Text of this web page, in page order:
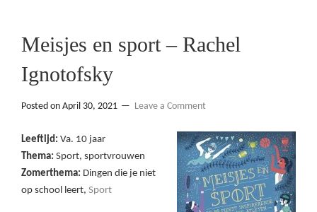
Meisjes en sport – Rachel
Ignotofsky
Posted on April 30, 2021 Leave a Comment
Leeftijd: Va. 10 jaar
Thema: Sport, sportvrouwen
Zomerthema: Dingen die je niet
op school leert, Sport